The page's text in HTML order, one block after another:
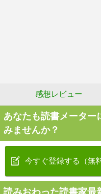
感想レビュー
あなたも読書メーター
みませんか？
今すぐ登録する（無
読みおわった読書家最